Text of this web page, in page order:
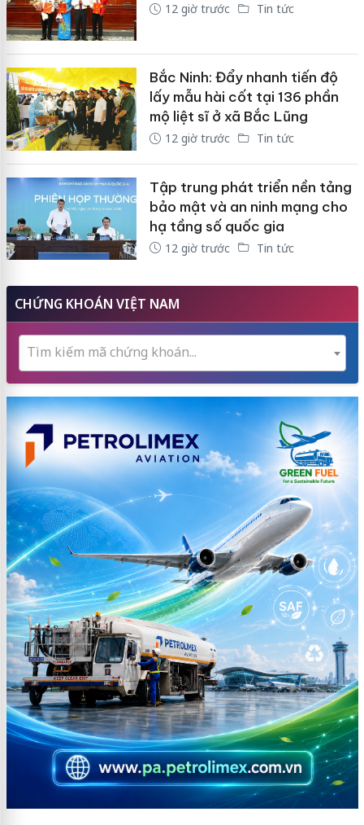
12 giờ trước Tin tức
Bắc Ninh: Đẩy nhanh tiến độ
lấy mẫu hài cốt tại 136 phần
mộ liệt sĩ ở xã Bắc Lũng
12 giờ trước Tin tức
Tập trung phát triển nền tảng
bảo mật và an ninh mạng cho
hạ tầng số quốc gia
12 giờ trước Tin tức
CHỨNG KHOÁN VIỆT NAM
Tìm kiếm mã chứng khoán...